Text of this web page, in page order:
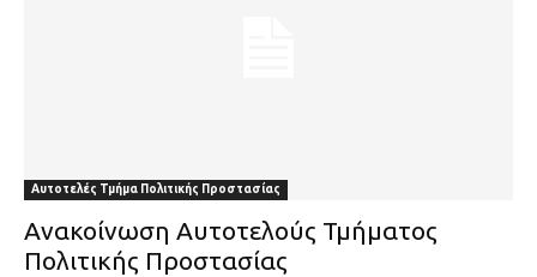
Αυτοτελές Τμήμα Πολιτικής Προστασίας
Ανακοίνωση Αυτοτελούς Τμήματος
Πολιτικής Προστασίας